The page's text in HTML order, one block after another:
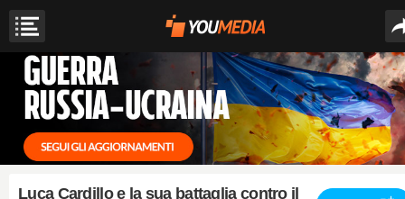
Luca Cardillo e la sua battaglia contro il